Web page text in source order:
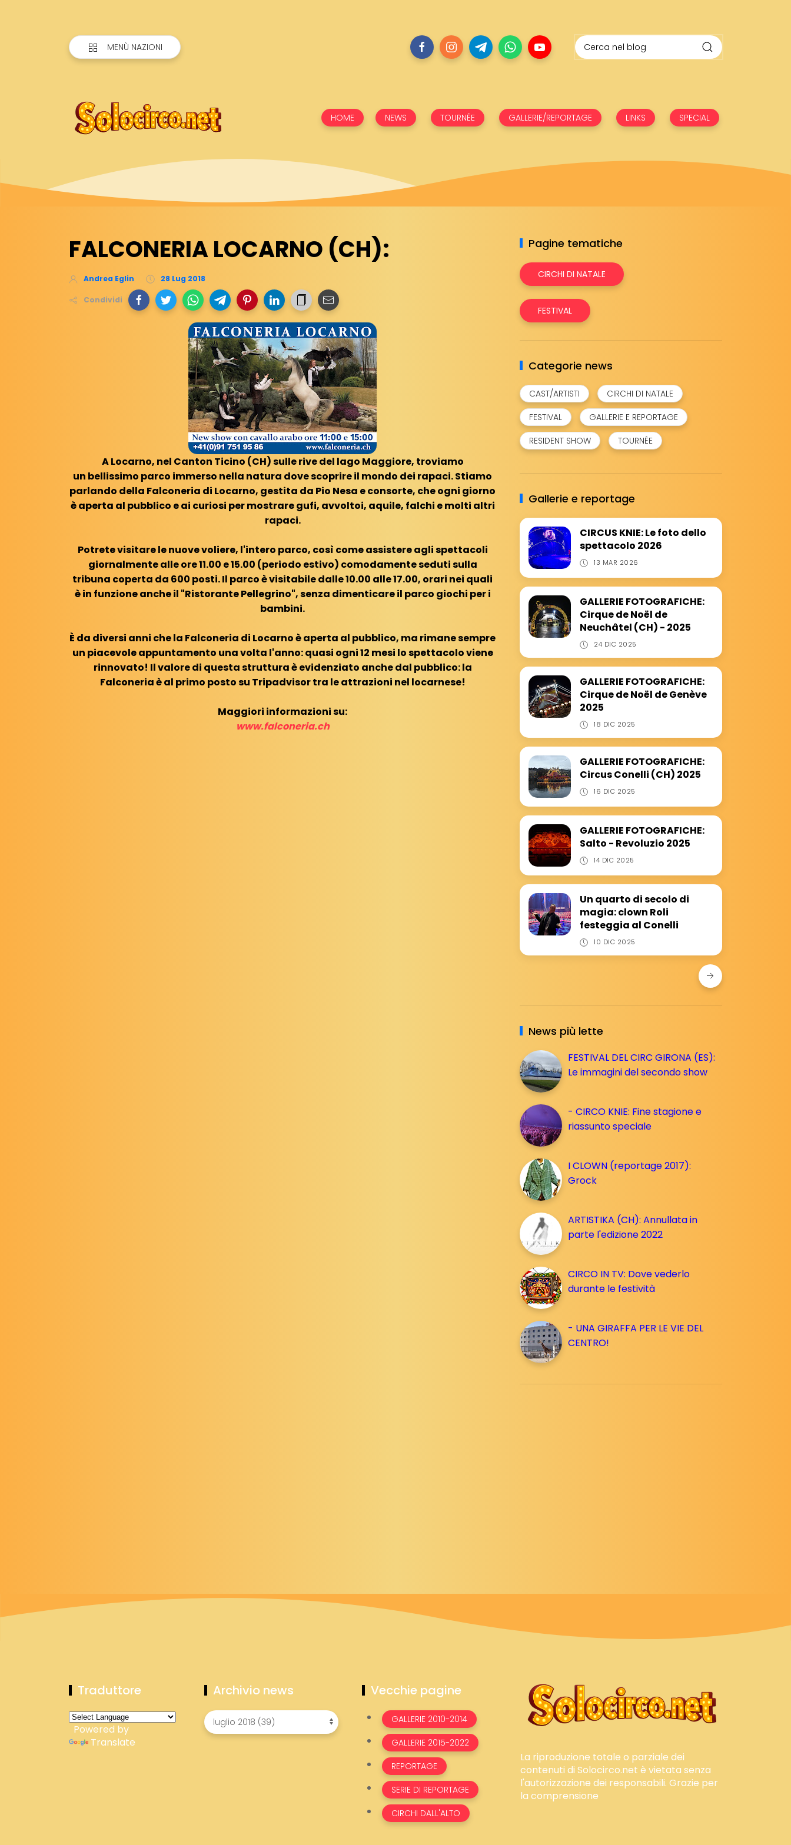
MENÙ NAZIONI
HOME NEWS TOURNÉE GALLERIE/REPORTAGE LINKS SPECIAL
FALCONERIA LOCARNO (CH):
Andrea Eglin 28 Lug 2018
Condividi
A Locarno, nel Canton Ticino (CH) sulle rive del lago Maggiore, troviamo
un bellissimo parco immerso nella natura dove scoprire il mondo dei rapaci. Stiamo
parlando della Falconeria di Locarno, gestita da Pio Nesa e consorte, che ogni giorno
è aperta al pubblico e ai curiosi per mostrare gufi, avvoltoi, aquile, falchi e molti altri
rapaci.
Potrete visitare le nuove voliere, l'intero parco, così come assistere agli spettacoli
giornalmente alle ore 11.00 e 15.00 (periodo estivo) comodamente seduti sulla
tribuna coperta da 600 posti. Il parco è visitabile dalle 10.00 alle 17.00, orari nei quali
è in funzione anche il "Ristorante Pellegrino", senza dimenticare il parco giochi per i
bambini.
È da diversi anni che la Falconeria di Locarno è aperta al pubblico, ma rimane sempre
un piacevole appuntamento una volta l'anno: quasi ogni 12 mesi lo spettacolo viene
rinnovato! Il valore di questa struttura è evidenziato anche dal pubblico: la
Falconeria è al primo posto su Tripadvisor tra le attrazioni nel locarnese!
Maggiori informazioni su:
www.falconeria.ch
Pagine tematiche
CIRCHI DI NATALE
FESTIVAL
Categorie news
CAST/ARTISTI
CIRCHI DI NATALE
FESTIVAL
GALLERIE E REPORTAGE
RESIDENT SHOW
TOURNÉE
Gallerie e reportage
CIRCUS KNIE: Le foto dello
spettacolo 2026
13 MAR 2026
GALLERIE FOTOGRAFICHE:
Cirque de Noël de
Neuchâtel (CH) - 2025
24 DIC 2025
GALLERIE FOTOGRAFICHE:
Cirque de Noël de Genève
2025
18 DIC 2025
GALLERIE FOTOGRAFICHE:
Circus Conelli (CH) 2025
16 DIC 2025
GALLERIE FOTOGRAFICHE:
Salto - Revoluzio 2025
14 DIC 2025
Un quarto di secolo di
magia: clown Roli
festeggia al Conelli
10 DIC 2025
News più lette
FESTIVAL DEL CIRC GIRONA (ES):
Le immagini del secondo show
- CIRCO KNIE: Fine stagione e
riassunto speciale
I CLOWN (reportage 2017):
Grock
ARTISTIKA (CH): Annullata in
parte l'edizione 2022
CIRCO IN TV: Dove vederlo
durante le festività
- UNA GIRAFFA PER LE VIE DEL
CENTRO!
Traduttore
Powered by
Translate
Archivio news Vecchie pagine
GALLERIE 2010-2014
GALLERIE 2015-2022
REPORTAGE
SERIE DI REPORTAGE
CIRCHI DALL'ALTO
La riproduzione totale o parziale dei
contenuti di Solocirco.net è vietata senza
l'autorizzazione dei responsabili. Grazie per
la comprensione